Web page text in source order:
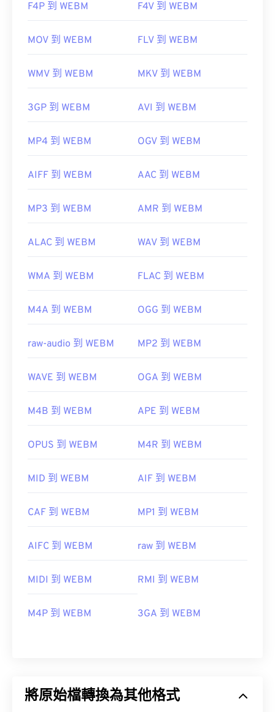
F4P 到 WEBM F4V 到 WEBM
MOV 到 WEBM FLV 到 WEBM
WMV 到 WEBM MKV 到 WEBM
3GP 到 WEBM AVI 到 WEBM
MP4 到 WEBM OGV 到 WEBM
AIFF 到 WEBM AAC 到 WEBM
MP3 到 WEBM AMR 到 WEBM
ALAC 到 WEBM WAV 到 WEBM
WMA 到 WEBM FLAC 到 WEBM
M4A 到 WEBM OGG 到 WEBM
raw-audio 到 WEBM MP2 到 WEBM
WAVE 到 WEBM OGA 到 WEBM
M4B 到 WEBM APE 到 WEBM
OPUS 到 WEBM M4R 到 WEBM
MID 到 WEBM AIF 到 WEBM
CAF 到 WEBM MP1 到 WEBM
AIFC 到 WEBM raw 到 WEBM
MIDI 到 WEBM RMI 到 WEBM
M4P 到 WEBM 3GA 到 WEBM
將原始檔轉換為其他格式